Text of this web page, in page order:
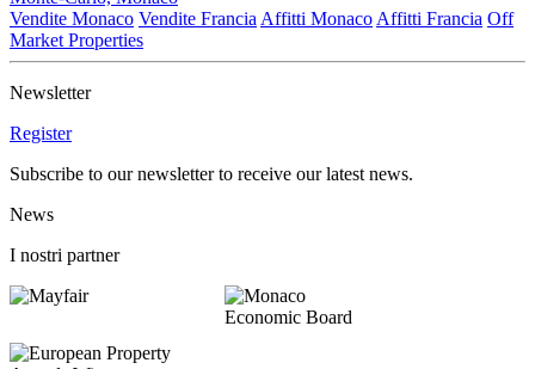
Vendite Monaco Vendite FranciaAffitti MonacoAffitti Francia Off
Market Properties
Newsletter
Register
Subscribe to our newsletter to receive our latest news.
News
I nostri partner